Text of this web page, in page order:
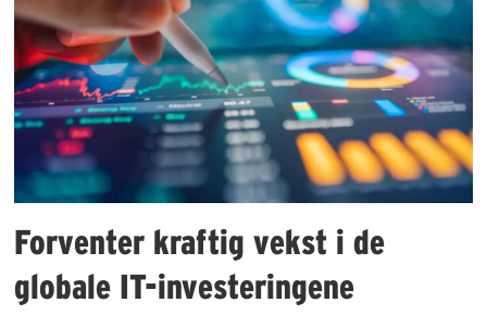
Forventer kraftig vekst i de
globale IT-investeringene